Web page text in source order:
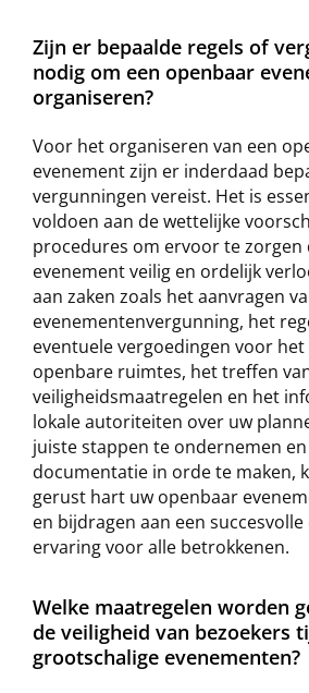
Zijn er bepaalde regels of
nodig om een openbaar
organiseren?
Voor het organiseren van een
evenement zijn er inderdaad
vergunningen vereist. Het is
voldoen aan de wettelijke
procedures om ervoor te zorgen
evenement veilig en ordelijk
aan zaken zoals het aanvragen
evenementenvergunning, het
eventuele vergoedingen voor
openbare ruimtes, het treffen
veiligheidsmaatregelen en het
lokale autoriteiten over uw
juiste stappen te ondernemen
documentatie in orde te maken,
gerust hart uw openbaar
en bijdragen aan een
ervaring voor alle betrokkenen.
Welke maatregelen worden
de veiligheid van bezoekers
grootschalige evenementen?